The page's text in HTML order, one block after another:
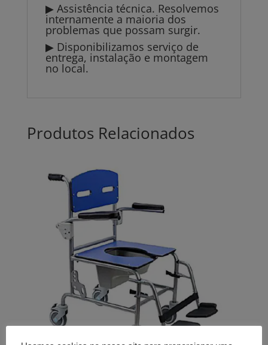
▶ Assistência técnica. Resolvemos
internamente a maioria dos
problemas que possam surgir.
▶ Disponibilizamos serviço de
entrega, instalação e montagem
no local.
Produtos Relacionados